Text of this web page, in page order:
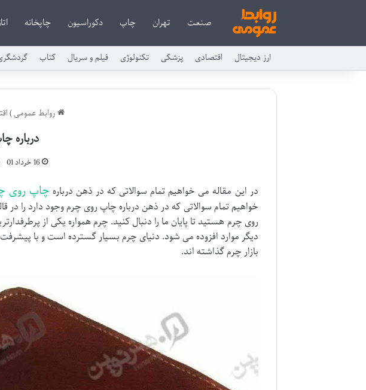
صنعت تهران چاپ دکوراسیون چاپخانه
ارز دیجیتال اقتصادی پزشکی تکنولوژی فیلم و سریال کتاب
روابط عمومی)
درباره
16 خرداد 01
در این مقاله می خواهیم تمام سوالاتی که در ذهن درباره چاپ روی
خواهیم تمام سوالاتی که در ذهن درباره چاپ روی چرم وجود دارد را
روی چرم هستید تا پایان ما را دنبال کنید. چرم همواره یکی از
دیگر موارد افزوده می شود. دنیای چرم بسیار گسترده است و با
بازار چرم گذاشته اند.